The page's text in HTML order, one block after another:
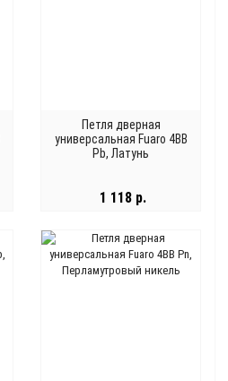
Петля дверная
универсальная Fuaro 4BB
Pb, Латунь
1 118 р.